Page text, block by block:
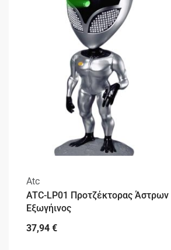
Atc
ATC-LP01 Προτζέκτορας Άστρων
Εξωγήινος
37,94 €